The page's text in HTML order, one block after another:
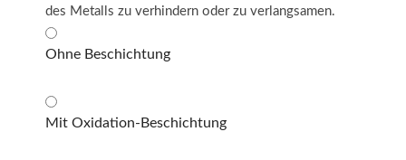
des Metalls zu verhindern oder zu verlangsamen.
Ohne Beschichtung
Mit Oxidation-Beschichtung